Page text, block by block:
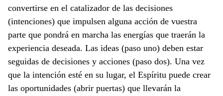
convertirse en el catalizador de las decisiones
(intenciones) que impulsen alguna acción de vuestra
parte que pondrá en marcha las energías que traerán la
experiencia deseada. Las ideas (paso uno) deben estar
seguidas de decisiones y acciones (paso dos). Una vez
que la intención esté en su lugar, el Espíritu puede crear
las oportunidades (abrir puertas) que llevarán la